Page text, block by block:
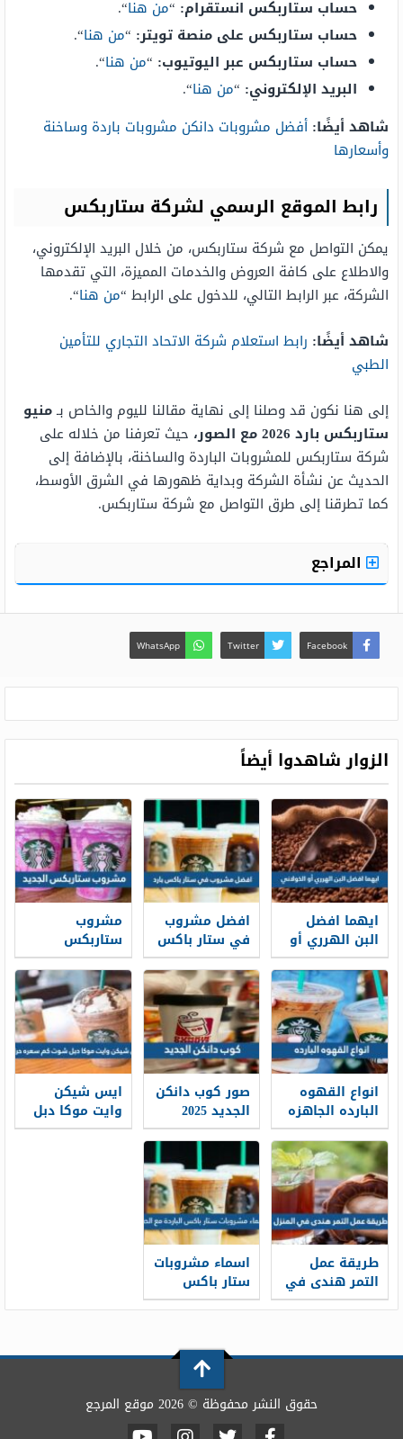
حساب ستاربكس انستقرام: “من هنا“.
حساب ستاربكس على منصة تويتر: “من هنا“.
حساب ستاربكس عبر اليوتيوب: “من هنا“.
البريد الإلكتروني: “من هنا“.
شاهد أيضًا: أفضل مشروبات دانكن مشروبات باردة وساخنة
وأسعارها
رابط الموقع الرسمي لشركة ستاربكس
يمكن التواصل مع شركة ستاربكس، من خلال البريد الإلكتروني،
والاطلاع على كافة العروض والخدمات المميزة، التي تقدمها
الشركة، عبر الرابط التالي، للدخول على الرابط “من هنا“.
شاهد أيضًا: رابط استعلام شركة الاتحاد التجاري للتأمين
الطبي
إلى هنا نكون قد وصلنا إلى نهاية مقالنا لليوم والخاص بـمنيو
ستاربکس بارد 2026 مع الصور،
حيث تعرفنا من خلاله على
شركة ستاربكس للمشروبات الباردة والساخنة، بالإضافة إلى
الحديث عن نشأة الشركة وبداية ظهورها في الشرق الأوسط،
كما تطرقنا إلى طرق التواصل مع شركة ستاربكس.
المراجع
Facebook
Twitter
WhatsApp
الزوار شاهدوا أيضاً
ايهما افضل
البن الهرري أو
الخولاني
افضل مشروب
في ستار باکس
بارد 2026
بالأسعار
مشروب
ستاربكس
الجديد 2026
انواع القهوه
البارده الجاهزه
2026
صور كوب دانكن
الجديد 2025
ايس شيكن
وايت موكا دبل
شوت كم سعره
طريقة عمل
التمر هندى في
المنزل
اسماء مشروبات
ستار باکس
الباردة مع
حقوق النشر محفوظة © 2026 موقع المرجع